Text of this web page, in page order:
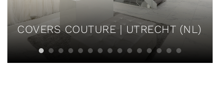
COVERS COUTURE | UTRECHT (NL)